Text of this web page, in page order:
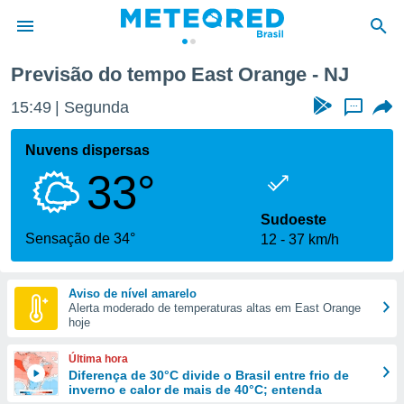
da
fornecidas
a este
das
e
forma
digital
Previsão do tempo East Orange - NJ
15:49 Segunda ...
Nuvens dispersas
33°
Sensação de 34°
Sudoeste
12
37 km/h
Aviso de nível amarelo
Alerta moderado de temperaturas altas em East Orange
hoje
Última hora
Diferença de 30°C divide o Brasil entre frio de
inverno e calor de mais de 40°C; entenda